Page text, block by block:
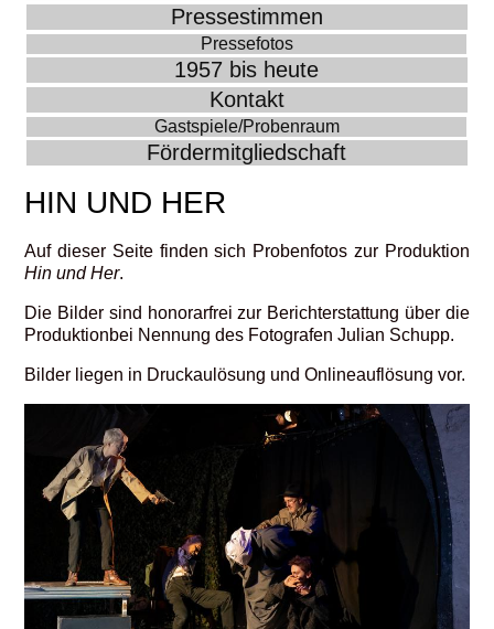
Pressestimmen
Pressefotos
1957 bis heute
Kontakt
Gastspiele/Probenraum
Fördermitgliedschaft
HIN UND HER
Auf dieser Seite finden sich Probenfotos zur Produktion
Hin und Her.
Die Bilder sind honorarfrei zur Berichterstattung über die
Produktionbei Nennung des Fotografen Julian Schupp.
Bilder liegen in Druckaulösung und Onlineauflösung vor.